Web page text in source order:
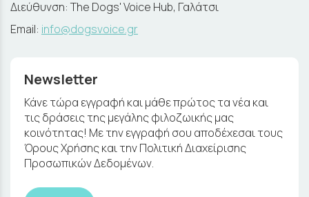
Διεύθυνση: The Dogs' Voice Hub, Γαλάτσι
Email: info@dogsvoice.gr
Newsletter
Κάνε τώρα εγγραφή και μάθε πρώτος τα νέα και
τις δράσεις της μεγάλης φιλοζωικής μας
κοινότητας! Με την εγγραφή σου αποδέχεσαι τους
Όρους Χρήσης και την Πολιτική Διαχείρισης
Προσωπικών Δεδομένων.